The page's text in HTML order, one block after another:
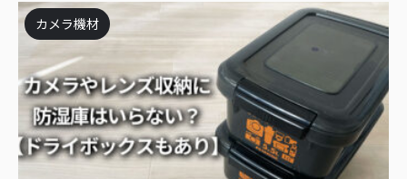
カメラ機材